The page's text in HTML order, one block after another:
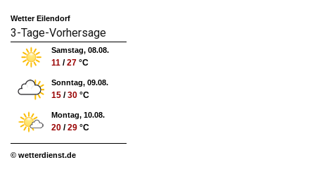
Wetter Eilendorf
3-Tage-Vorhersage
Samstag, 08.08.
11 /27 °C
Sonntag, 09.08.
15 /30 °C
Montag, 10.08.
20 /29 °C
© wetterdienst.de